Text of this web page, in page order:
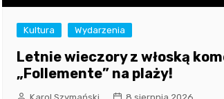
Kultura Wydarzenia
Letnie wieczory z włoską
„Follemente” na plaży!